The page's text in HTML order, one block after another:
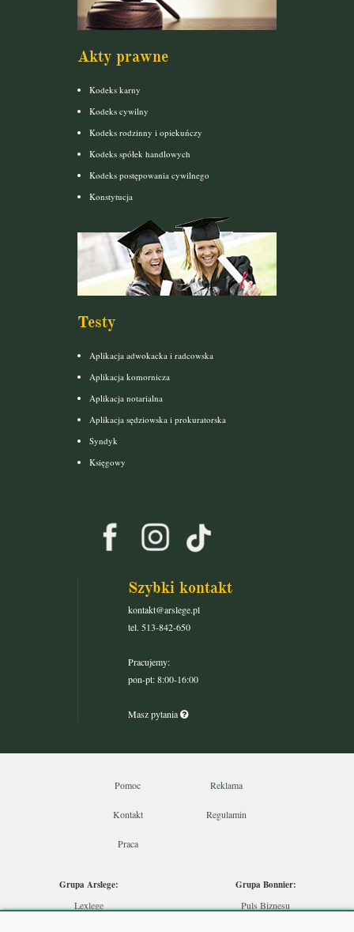
Akty prawne
Kodeks karny
Kodeks cywilny
Kodeks rodzinny i opiekuńczy
Kodeks spółek handlowych
Kodeks postępowania cywilnego
Konstytucja
Testy
Aplikacja adwokacka i radcowska
Aplikacja komornicza
Aplikacja notarialna
Aplikacja sędziowska i prokuratorska
Syndyk
Księgowy
Szybki kontakt
kontakt@arslege.pl
tel. 513-842-650
Pracujemy:
pon-pt: 8:00-16:00
Masz pytania
Pomoc Reklama
Kontakt Regulamin
Praca
Grupa Arslege:
Lexlege
Grupa Bonnier:
Puls Biznesu